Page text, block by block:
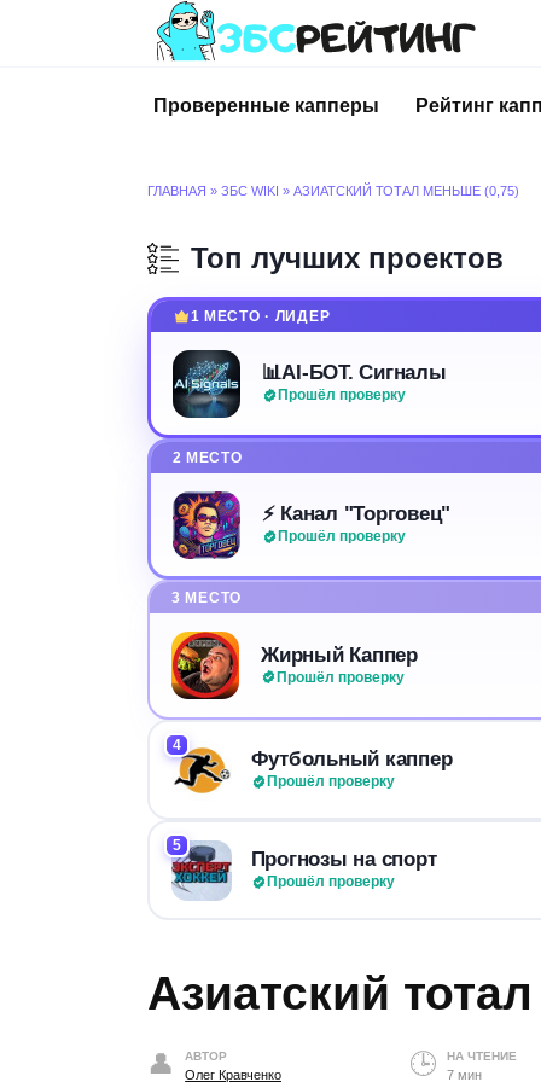
Проверенные капперы
Рейтинг
ГЛАВНАЯ » ЗБС WIKI » АЗИАТСКИЙ ТОТАЛ МЕНЬШЕ (0,75)
Топ лучших проектов
1 МЕСТО · ЛИДЕР
📊AI-БОТ. Сигналы
Прошёл проверку
2 МЕСТО
⚡️ Канал "Торговец"
Прошёл проверку
3 МЕСТО
Жирный Каппер
Прошёл проверку
4
Футбольный каппер
Прошёл проверку
5
Прогнозы на спорт
Прошёл проверку
Азиатский
АВТОР
Олег Кравченко
НА ЧТЕНИЕ
7 мин